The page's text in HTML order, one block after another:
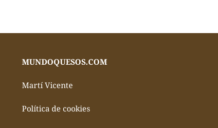
MUNDOQUESOS.COM
Martí Vicente
Política de cookies